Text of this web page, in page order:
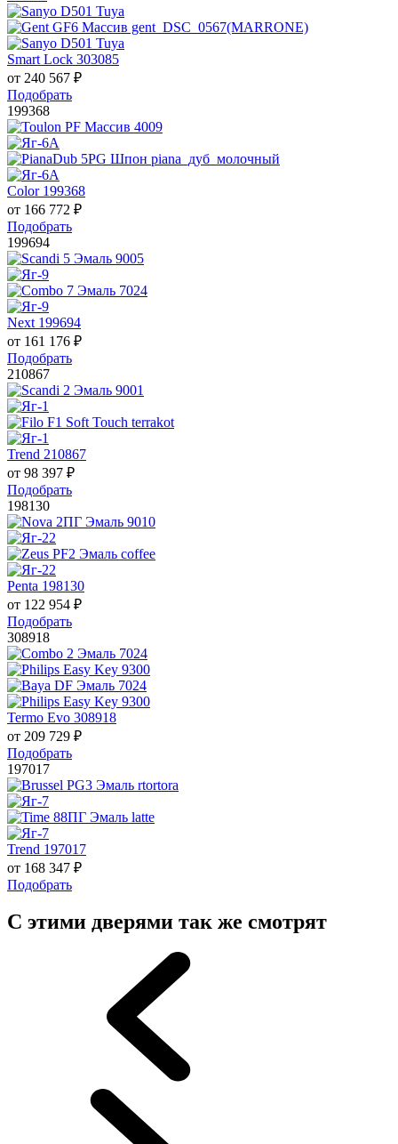
Smart Lock 303085
от 240 567 ₽
Подобрать
199368
Color 199368
от 166 772 ₽
Подобрать
199694
Next 199694
от 161 176 ₽
Подобрать
210867
Trend 210867
от 98 397 ₽
Подобрать
198130
Penta 198130
от 122 954 ₽
Подобрать
308918
Termo Evo 308918
от 209 729 ₽
Подобрать
197017
Trend 197017
от 168 347 ₽
Подобрать
С этими дверями так же смотрят